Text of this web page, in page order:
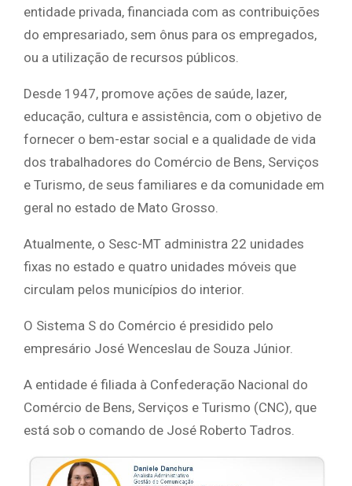
entidade privada, financiada com as contribuições
do empresariado, sem ônus para os empregados,
ou a utilização de recursos públicos.
Desde 1947, promove ações de saúde, lazer,
educação, cultura e assistência, com o objetivo de
fornecer o bem-estar social e a qualidade de vida
dos trabalhadores do Comércio de Bens, Serviços
e Turismo, de seus familiares e da comunidade em
geral no estado de Mato Grosso.
Atualmente, o Sesc-MT administra 22 unidades
fixas no estado e quatro unidades móveis que
circulam pelos municípios do interior.
O Sistema S do Comércio é presidido pelo
empresário José Wenceslau de Souza Júnior.
A entidade é filiada à Confederação Nacional do
Comércio de Bens, Serviços e Turismo (CNC), que
está sob o comando de José Roberto Tadros.